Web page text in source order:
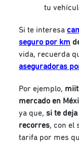
tu
Si te interesa
seguro por km
vida, recuerda
aseguradoras
Por ejemplo,
mercado en
ya que,si te
recorres, con el
tarifa por mes